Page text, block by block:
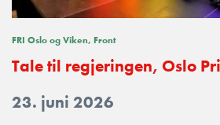
FRI Oslo og Viken Front
Tale til regjeringen, Oslo
23. juni 2026